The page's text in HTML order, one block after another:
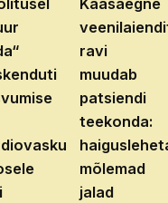
Kaasaegne
ravi
muudab
patsiendi
teekonda:
mõlemad
jalad